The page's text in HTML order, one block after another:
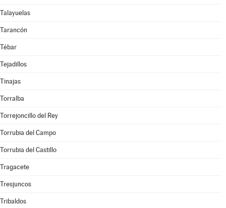
Talayuelas
Tarancón
Tébar
Tejadillos
Tinajas
Torralba
Torrejoncillo del Rey
Torrubia del Campo
Torrubia del Castillo
Tragacete
Tresjuncos
Tribaldos